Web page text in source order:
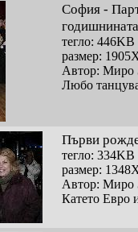
София -
тегло: 446KB
размер:
Автор: Миро
Любо
Първи
тегло: 334KB
размер:
Автор: Миро
Катето Евро